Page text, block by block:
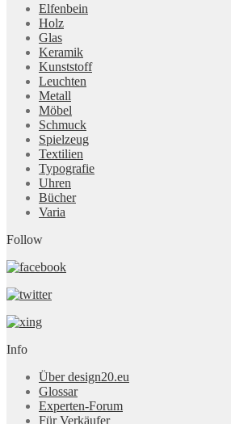
Elfenbein
Holz
Glas
Keramik
Kunststoff
Leuchten
Metall
Möbel
Schmuck
Spielzeug
Textilien
Typografie
Uhren
Bücher
Varia
Follow
Info
Über design20.eu
Glossar
Experten-Forum
Für Verkäufer